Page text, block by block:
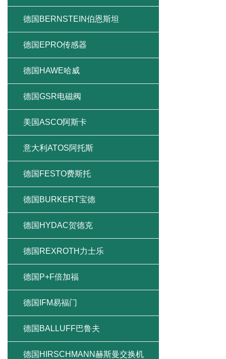
德国BERNSTEIN伯恩斯坦
德国EPRO传感器
德国HAWE哈威
德国GSR电磁阀
美国ASCO阿斯卡
意大利ATOS阿托斯
德国FESTO费斯托
德国BURKERT宝德
德国HYDAC贺德克
德国REXROTH力士乐
德国P+F倍加福
德国IFM易福门
德国BALLUFF巴鲁夫
德国HIRSCHMANN赫斯曼交换机